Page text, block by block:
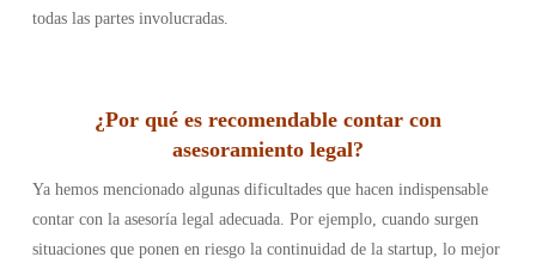
todas las partes involucradas.
¿Por qué es recomendable contar con
asesoramiento legal?
Ya hemos mencionado algunas dificultades que hacen indispensable
contar con la asesoría legal adecuada. Por ejemplo, cuando surgen
situaciones que ponen en riesgo la continuidad de la startup, lo mejor